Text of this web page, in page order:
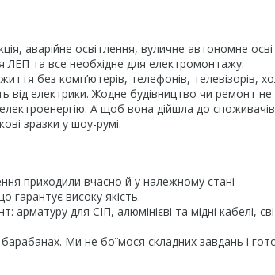
аварійне освітлення, вуличне автономне
ЛЕП та все необхідне для електромонтажу.
без комп’ютерів, телефонів, телевізорів,
від електрики. Жодне будівництво чи ремонт
А щоб вона дійшла до споживачів,
зразки у шоу-румі.
приходили вчасно й у належному стані
гарантує високу якість.
для СІП, алюмінієві та мідні кабелі,
Ми не боїмося складних завдань і